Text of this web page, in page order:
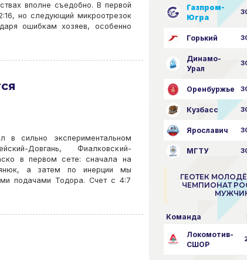
вполне съедобно. В первой
но следующий микроотрезок
ошибкам хозяев, особенно
в сильно экспериментальном
Довгань, Фиалковский-
в первом сете: сначала на
а затем по инерции мы
подачами Тодора. Счет с 4:7
Газпром-
Югра
Горький
Динамо-
Урал
Оренбуржье
Кузбасс
Ярославич
МГТУ
ГЕОТЕК
ЧЕМПИОНАТ
Команда
Локомотив-
СШОР